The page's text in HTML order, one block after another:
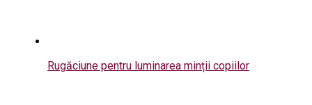
Rugăciune pentru luminarea minții copiilor